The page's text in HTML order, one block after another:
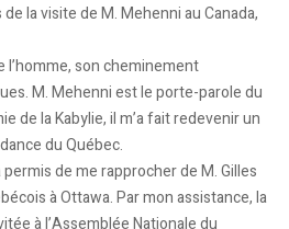
la visite de M. Mehenni au Canada,
l’homme, son cheminement
M. Mehenni est le porte-parole du
de la Kabylie, il m’a fait redevenir un
du Québec.
de me rapprocher de M. Gilles
à Ottawa. Par mon assistance, la
à l’Assemblée Nationale du